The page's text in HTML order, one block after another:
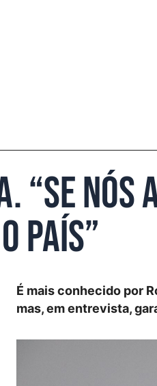
“Se
País”
É mais conhecido por
mas, em entrevista,